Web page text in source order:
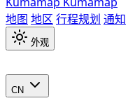
地图 地区 行程规划 通知
外观
CN